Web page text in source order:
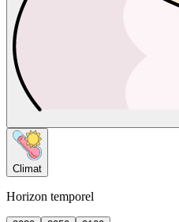
Climat
Horizon temporel